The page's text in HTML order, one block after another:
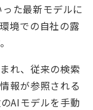
た最新モデルに
境での自社の露
れ、従来の検索
報が参照される
AIモデルを手動